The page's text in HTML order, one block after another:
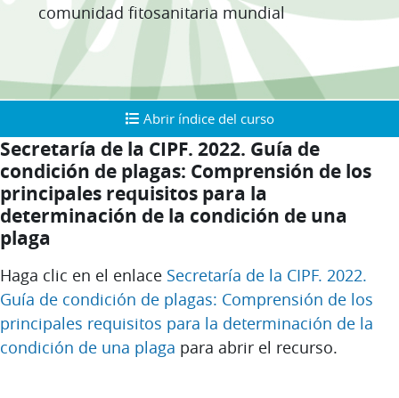
comunidad fitosanitaria mundial
Abrir índice del curso
Abrir índice del curso
Secretaría de la CIPF. 2022. Guía de
condición de plagas: Comprensión de los
principales requisitos para la
determinación de la condición de una
plaga
Requisitos de finalización
Haga clic en el enlace Secretaría de la CIPF. 2022.
Guía de condición de plagas: Comprensión de los
principales requisitos para la determinación de la
condición de una plaga para abrir el recurso.